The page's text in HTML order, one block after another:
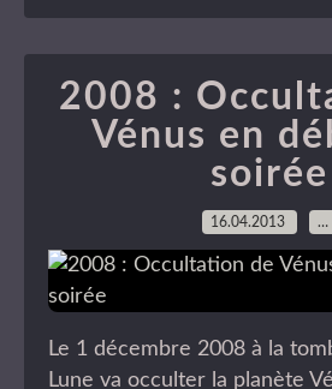
2008 :
Vénus en
soirée
16.04.2013 …
Le 1 décembre 2008 à la
Lune va occulter la planète